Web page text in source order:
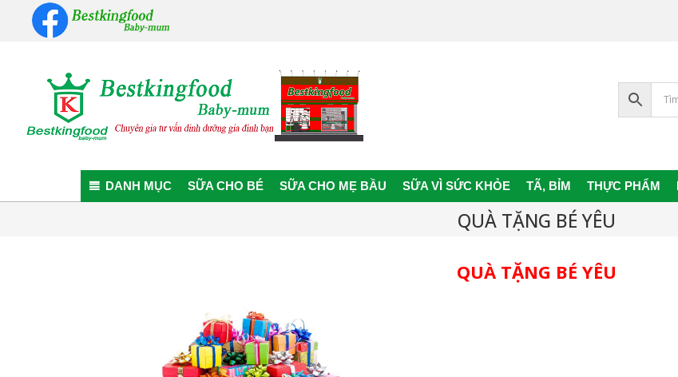
Baby-
mum
Primary
Navigation
DANH MỤC SỮA CHO BÉ SỮA CHO MẸ BẦU SỮA VÌ SỨC KHỎE TÃ, BỈM THỰC PHẨM
QUÀ TẶNG BÉ YÊU
QUÀ TẶNG BÉ YÊU